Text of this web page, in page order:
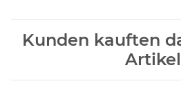
Kunden kauften